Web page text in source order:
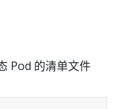
Pod 的清单文件